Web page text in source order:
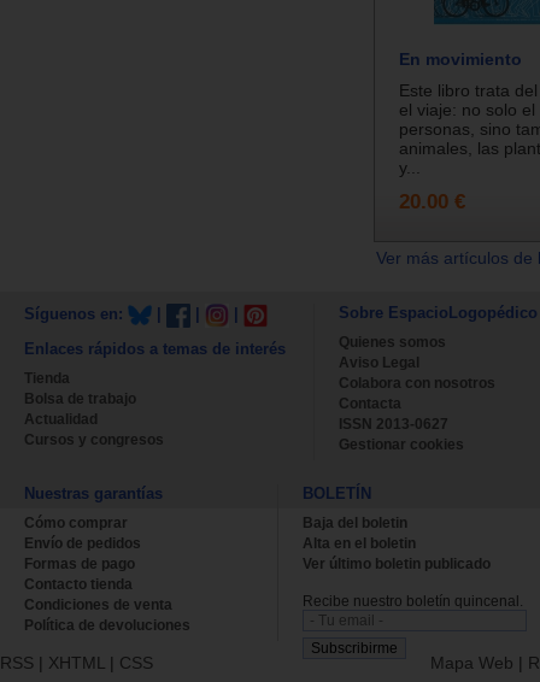
En movimiento
Este libro trata
el viaje: no solo el
personas, sino
animales, las
y...
20.00 €
Ver más artículos
Síguenos en:
Enlaces rápidos a temas de interés
Tienda
Bolsa de trabajo
Actualidad
Cursos y congresos
Sobre EspacioLogopédico
Quienes somos
Aviso Legal
Colabora con nosotros
Contacta
ISSN 2013-0627
Gestionar cookies
Nuestras garantías
Cómo comprar
Envío de pedidos
Formas de pago
Contacto tienda
Condiciones de venta
Política de devoluciones
BOLETÍN
Baja del boletin
Alta en el boletin
Ver último boletin publicado
Recibe nuestro boletín quincenal.
RSS | XHTML | CSS Mapa Web |